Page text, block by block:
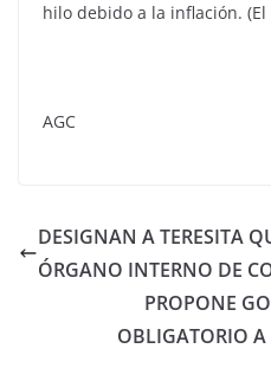
hilo debido a la inflación. (El
AGC
DESIGNAN A TERESITA
ÓRGANO INTERNO DE
PROPONE
OBLIGATORIO A